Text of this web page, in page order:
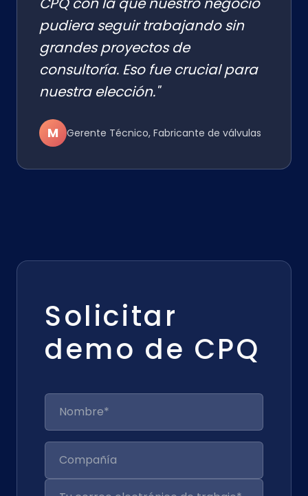
pudiera seguir trabajando sin
grandes proyectos de
consultoría. Eso fue crucial para
nuestra elección."
M Gerente Técnico, Fabricante de válvulas
Solicitar
demo de CPQ